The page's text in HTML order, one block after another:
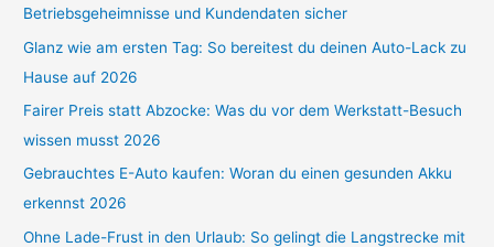
Betriebsgeheimnisse und Kundendaten sicher
Glanz wie am ersten Tag: So bereitest du deinen Auto-Lack zu
Hause auf 2026
Fairer Preis statt Abzocke: Was du vor dem Werkstatt-Besuch
wissen musst 2026
Gebrauchtes E-Auto kaufen: Woran du einen gesunden Akku
erkennst 2026
Ohne Lade-Frust in den Urlaub: So gelingt die Langstrecke mit